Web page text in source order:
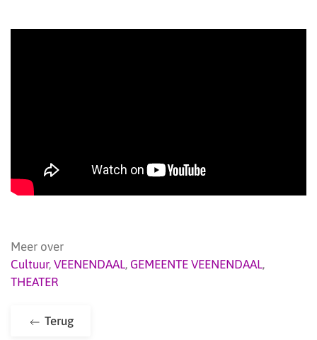
Meer over
Cultuur, VEENENDAAL, GEMEENTE VEENENDAAL,
THEATER
Terug